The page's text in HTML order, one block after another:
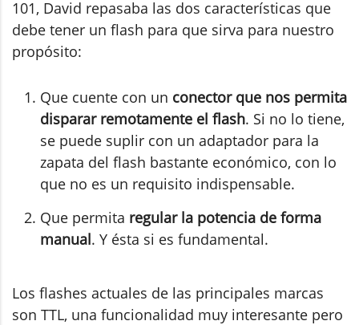
101, David repasaba las dos características que
debe tener un flash para que sirva para nuestro
propósito:
Que cuente con un conector que nos permita
disparar remotamente el flash. Si no lo tiene,
se puede suplir con un adaptador para la
zapata del flash bastante económico, con lo
que no es un requisito indispensable.
Que permita regular la potencia de forma
manual. Y ésta si es fundamental.
Los flashes actuales de las principales marcas
son TTL, una funcionalidad muy interesante pero